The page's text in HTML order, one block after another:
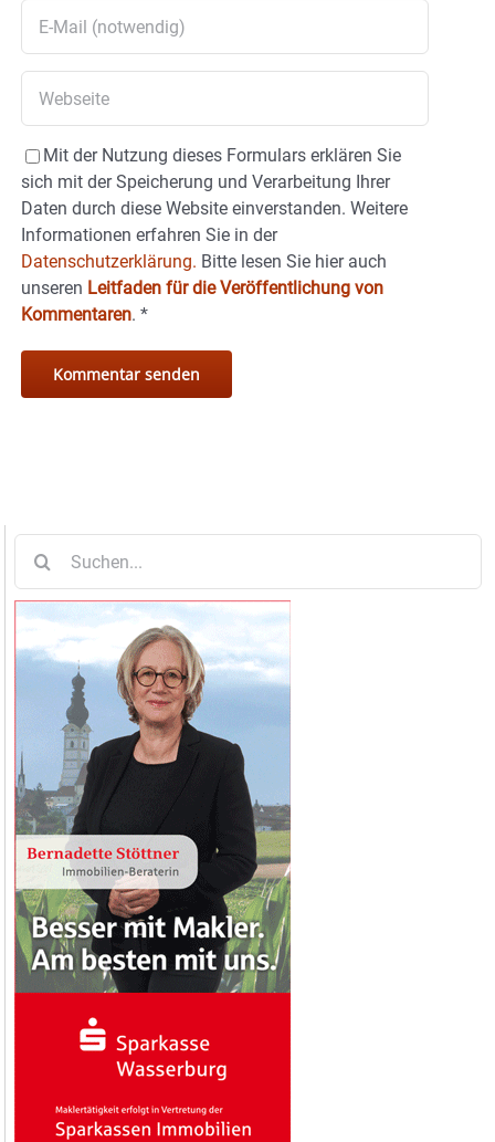
Mit der Nutzung dieses Formulars erklären Sie
sich mit der Speicherung und Verarbeitung Ihrer
Daten durch diese Website einverstanden. Weitere
Informationen erfahren Sie in der
Datenschutzerklärung. Bitte lesen Sie hier auch
unseren Leitfaden für die Veröffentlichung von
Kommentaren. *
nach: